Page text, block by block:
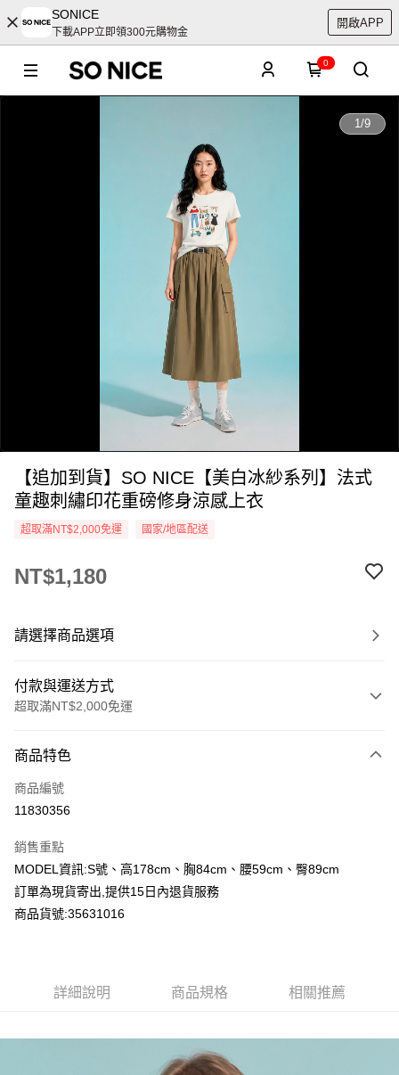
SONICE
下載APP立即領300元購物金
開啟APP
0
0:00
1/9
【追加到貨】SO NICE【美白冰紗系列】法式
童趣刺繡印花重磅修身涼感上衣
超取滿NT$2,000免運 國家/地區配送
NT$1,180
請選擇商品選項
付款與運送方式
超取滿NT$2,000免運
信用卡一次付款
超商取貨付款
Apple Pay
Google Pay
每筆NT$80，滿NT$2,000(含以上)免運費
每筆NT$80，滿NT$2,000(含以上)免運費
商品特色
商品編號
11830356
銷售重點
MODEL資訊:S號、高178cm、胸84cm、腰59cm、臀89cm
訂單為現貨寄出,提供15日內退貨服務
商品貨號:35631016
詳細說明 商品規格 相關推薦